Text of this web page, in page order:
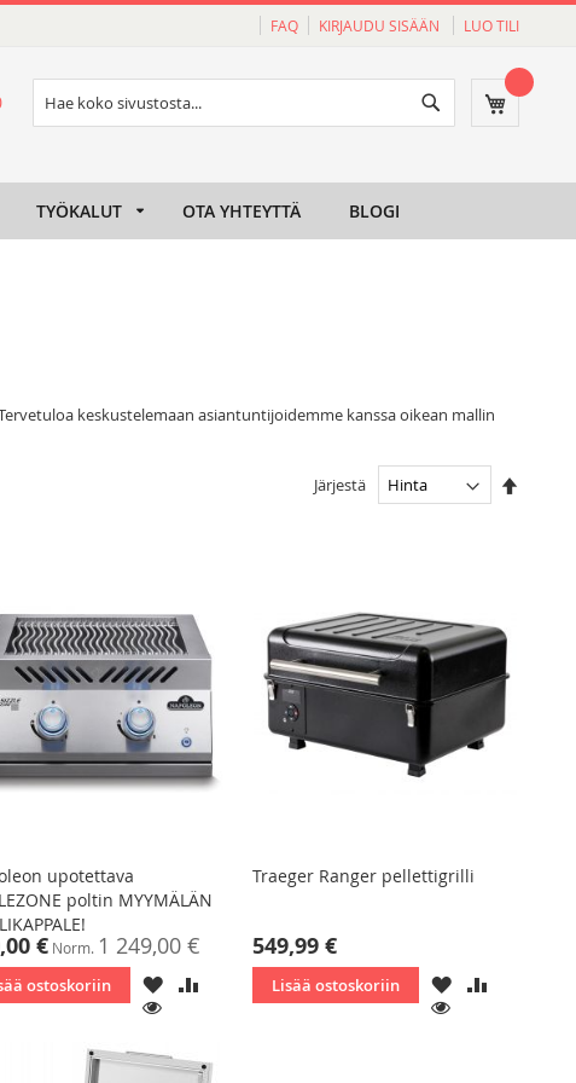
FAQ KIRJAUDU SISÄÄN LUO TILI
Ostoskori
Haku
TYÖKALUT OTA YHTEYTTÄ BLOGI
keskustelemaan asiantuntijoidemme kanssa oikean mallin
Järjestä
upotettava
poltin MYYMÄLÄN
€ Norm. 1 249,00 €
ostoskoriin
LISÄÄ
TOIVELISTAAN
LISÄÄ
VERTAILUUN
KATSO
Traeger Ranger pellettigrilli
549,99 €
Lisää ostoskoriin
LISÄÄLISÄÄ